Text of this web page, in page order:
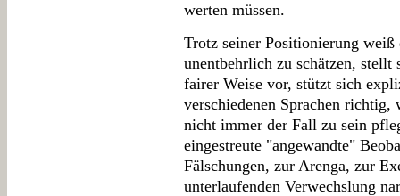
werten müssen.
Trotz seiner Positionierung
unentbehrlich zu schätzen,
fairer Weise vor, stützt sich
verschiedenen Sprachen
nicht immer der Fall zu sein
eingestreute "angewandte"
Fälschungen, zur Arenga, zur
unterlaufenden Verwechslung